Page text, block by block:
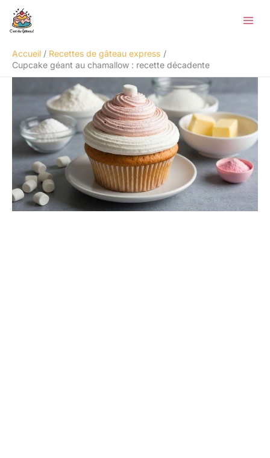
Accueil
Recettes de gâteau express
Cupcake géant au chamallow : recette décadente
Rechercher